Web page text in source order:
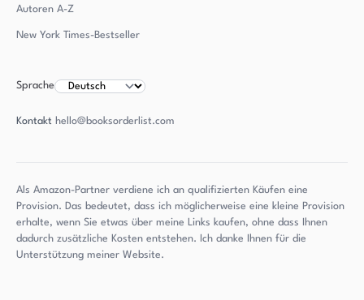
Autoren A-Z
New York Times-Bestseller
Sprache
Kontakt hello@booksorderlist.com
Als Amazon-Partner verdiene ich an qualifizierten Käufen eine
Provision. Das bedeutet, dass ich möglicherweise eine kleine Provision
erhalte, wenn Sie etwas über meine Links kaufen, ohne dass Ihnen
dadurch zusätzliche Kosten entstehen. Ich danke Ihnen für die
Unterstützung meiner Website.